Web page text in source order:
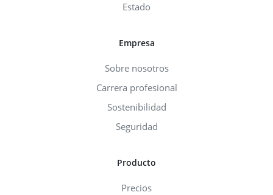
Estado
Empresa
Sobre nosotros
Carrera profesional
Sostenibilidad
Seguridad
Producto
Precios